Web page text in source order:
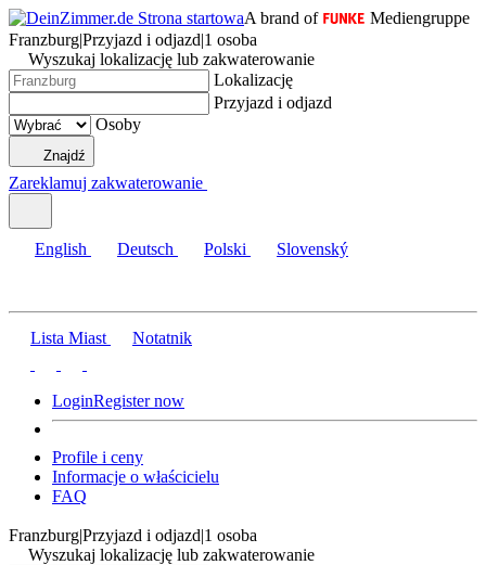
A brand of
Mediengruppe
Franzburg|Przyjazd i odjazd|1 osoba
Wyszukaj lokalizację lub zakwaterowanie
Lokalizację
Przyjazd i odjazd
Osoby
Znajdź
Zareklamuj zakwaterowanie
English Deutsch Polski Slovenský
Lista Miast Notatnik
LoginRegister now
Profile i ceny
Informacje o właścicielu
FAQ
Franzburg|Przyjazd i odjazd|1 osoba
Wyszukaj lokalizację lub zakwaterowanie